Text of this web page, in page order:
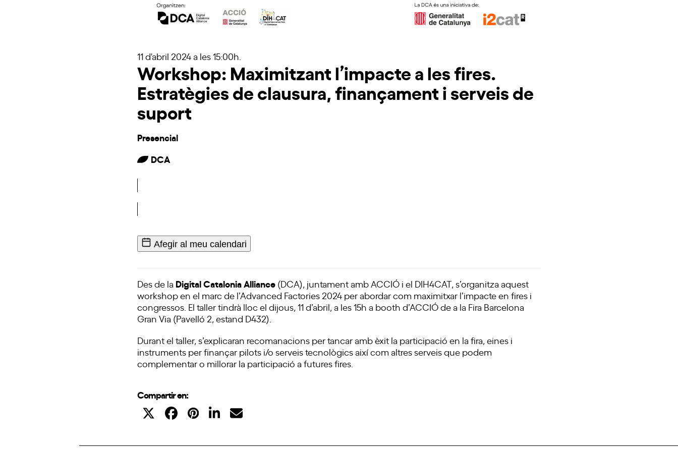
11 d'abril 2024a les 15:00h.
Workshop: Maximitzant l’impacte a les fires.
Estratègies de clausura, finançament i serveis de
suport
Presencial
DCA
Afegir al meu calendari
Des de la Digital Catalonia Alliance (DCA), juntament amb ACCIÓ i el DIH4CAT, s’organitza aquest
workshop en el marc de l’Advanced Factories 2024 per abordar com maximitxar l’impacte en fires i
congressos. El taller tindrà lloc el dijous, 11 d’abril, a les 15h a booth d’ACCIÓ de a la Fira Barcelona
Gran Via (Pavelló 2, estand D432)
Durant el taller, s’explicaran recomanacions per tancar amb èxit la participació en la fira, eines i
instruments per finançar pilots i/o serveis tecnològics així com altres serveis que podem
complementar o millorar la participació a futures fires.
Compartir en: